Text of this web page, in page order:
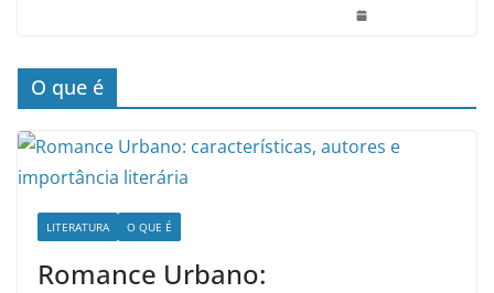
O que é
LITERATURA O QUE É
Romance Urbano: